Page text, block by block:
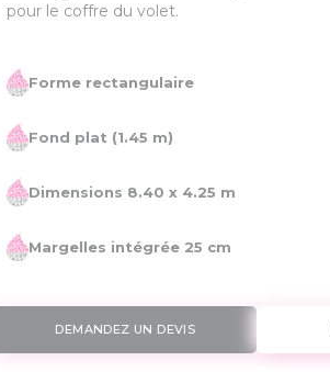
pour le coffre du volet.
Forme rectangulaire
Fond plat (1.45 m)
Dimensions 8.40 x 4.25 m
Margelles intégrée 25 cm
DEMANDEZ UN DEVIS